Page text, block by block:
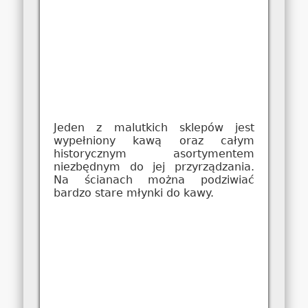
Jeden z malutkich sklepów jest
wypełniony kawą oraz całym
historycznym asortymentem
niezbędnym do jej przyrządzania.
Na ścianach można podziwiać
bardzo stare młynki do kawy.